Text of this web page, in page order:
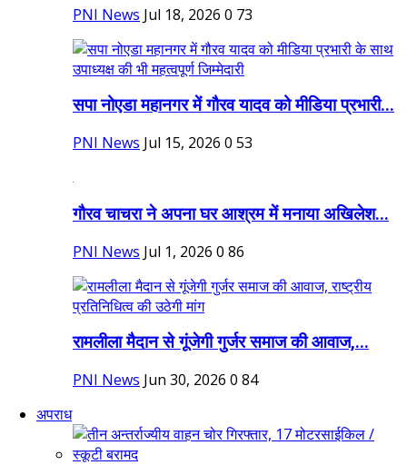
PNI News Jul 18, 2026 0 73
सपा नोएडा महानगर में गौरव यादव को मीडिया प्रभारी...
PNI News Jul 15, 2026 0 53
गौरव चाचरा ने अपना घर आश्रम में मनाया अखिलेश...
PNI News Jul 1, 2026 0 86
रामलीला मैदान से गूंजेगी गुर्जर समाज की आवाज,...
PNI News Jun 30, 2026 0 84
अपराध